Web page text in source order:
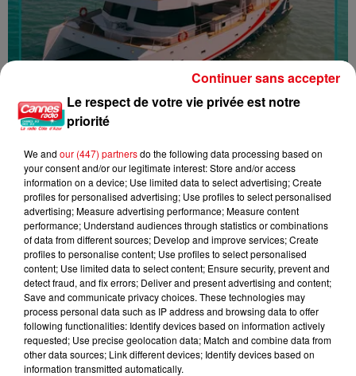
JEU LES PANIERS DE L'ETE : GAGNEZ UN BRUNCH EN MER POUR 4
PERSONNES...
Le respect de votre vie privée est notre
priorité
We and our (447) partnersdo the following data processing based on
your consent and/or our legitimate interest: Store and/or access
information on a device; Use limited data to select advertising; Create
profiles for personalised advertising; Use profiles to select personalised
advertising; Measure advertising performance; Measure content
performance; Understand audiences through statistics or combinations
of data from different sources; Develop and improve services; Create
profiles to personalise content; Use profiles to select personalised
content; Use limited data to select content; Ensure security, prevent and
detect fraud, and fix errors; Deliver and present advertising and content;
Save and communicate privacy choices. These technologies may
process personal data such as IP address and browsing data to offer
following functionalities: Identify devices based on information actively
requested; Use precise geolocation data; Match and combine data from
other data sources; Link different devices; Identify devices based on
information transmitted automatically.
Continuer sans accepter